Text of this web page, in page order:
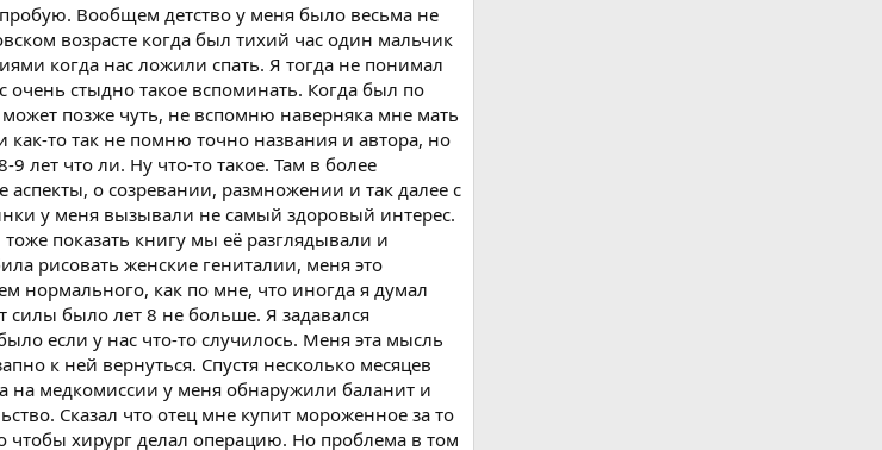
Вообщем детство у меня было весьма не
возрасте когда был тихий час один мальчик
когда нас ложили спать. Я тогда не понимал
очень стыдно такое вспоминать. Когда был по
позже чуть, не вспомню наверняка мне мать
то так не помню точно названия и автора, но
лет что ли. Ну что-то такое. Там в более
о созревании, размножении и так далее с
у меня вызывали не самый здоровый интерес.
показать книгу мы её разглядывали и
рисовать женские гениталии, меня это
нормального, как по мне, что иногда я думал
силы было лет 8 не больше. Я задавался
если у нас что-то случилось. Меня эта мысль
к ней вернуться. Спустя несколько месяцев
на медкомиссии у меня обнаружили баланит и
Сказал что отец мне купит мороженное за то
чтобы хирург делал операцию. Но проблема в том